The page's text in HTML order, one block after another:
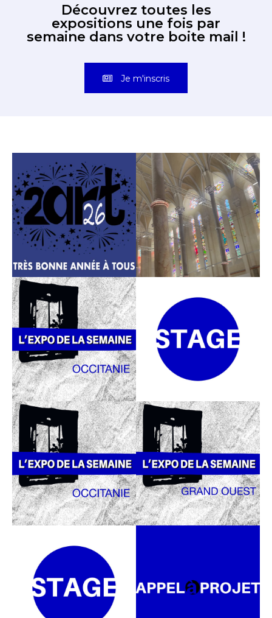
Découvrez toutes les
expositions une fois par
semaine dans votre boite mail !
Je m'inscris